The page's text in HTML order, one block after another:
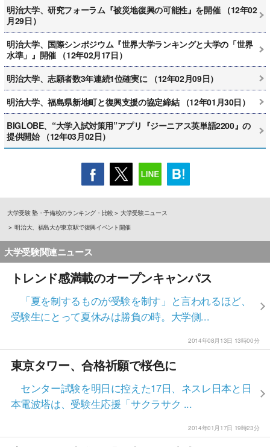
明治大学、研究フォーラム『被災地復興の可能性』を開催 （12年02
月29日）
明治大学、国際シンポジウム『世界大学ランキングと大学の「世界
水準」』開催 （12年02月17日）
明治大学、志願者数3年連続1位確実に （12年02月09日）
明治大学、福島県新地町と復興支援の協定締結 （12年01月30日）
BIGLOBE、“大学入試対策用”アプリ『ジーニアス英単語2200』の
提供開始 （12年03月02日）
大学受験 塾・予備校のランキング・比較
大学受験ニュース
明治大、福島大が東京駅で復興イベント開催
大学受験関連ニュース
トレンド感満載のオープンキャンパス
「夏を制するものが受験を制す」と言われるほど、
受験生にとって夏休みは勝負の時。大学側...
2014年08月13日 13時00分
東京タワー、合格祈願で桜色に
センター試験を明日に控えた17日、ネスレ日本と日
本電波塔は、受験生応援「サクラサク ...
2014年01月17日 19時23分